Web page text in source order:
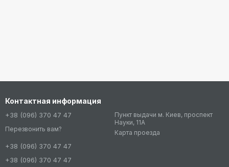
Контактная информация
+38 (096) 370 47 47
Перезвонить вам?
+38 (096) 370 47 47
+38 (096) 370 47 47
Пункт выдачи м. Киев, проспект
Науки, 11А
Карта проезда